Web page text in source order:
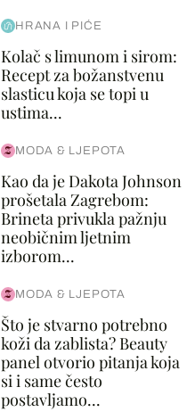
HRANA I PIĆE
Kolač s limunom i sirom:
Recept za božanstvenu
slasticu koja se topi u
ustima...
MODA & LJEPOTA
Kao da je Dakota Johnson
prošetala Zagrebom:
Brineta privukla pažnju
neobičnim ljetnim
izborom...
MODA & LJEPOTA
Što je stvarno potrebno
koži da zablista? Beauty
panel otvorio pitanja koja
si i same često
postavljamo...